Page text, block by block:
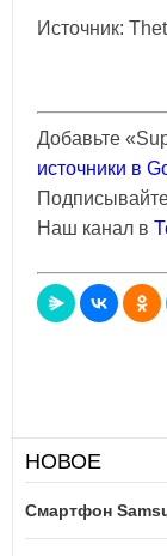
Источник:
Добавьте
источники в
Наш канал в
НОВОЕ
Смартфон